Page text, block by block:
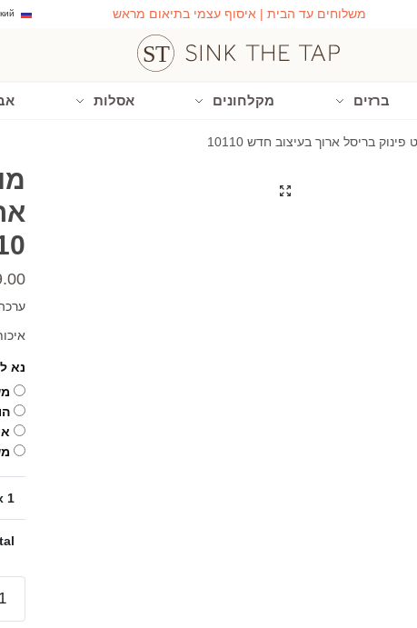
משלוחים עד הבית | איסוף עצמי בתיאום מראש
ברזים מקלחונים אסלות
פינוק בריסל ארוך בעיצוב חדש 10110
נא
1